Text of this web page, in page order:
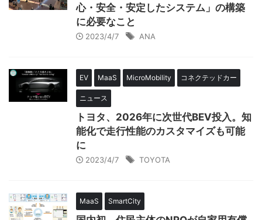
心・安全・安定したシステム」の構築
に必要なこと
2023/4/7 ANA
EV MaaS MicroMobility コネクテッドカー
ニュース
トヨタ、2026年に次世代BEV投入。知
能化で走行性能のカスタマイズも可能
に
2023/4/7 TOYOTA
MaaS SmartCity